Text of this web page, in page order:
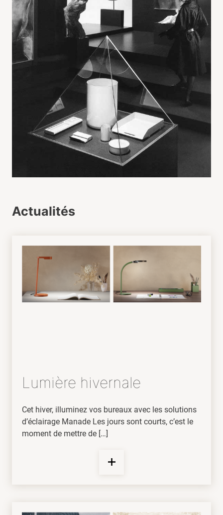
Actualités
Lumière hivernale
Cet hiver, illuminez vos bureaux avec les solutions
d’éclairage Manade Les jours sont courts, c’est le
moment de mettre de […]